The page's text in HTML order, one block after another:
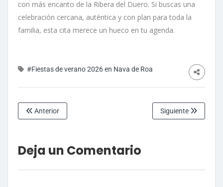
con más encanto de la Ribera del Duero. Si buscas una
celebración cercana, auténtica y con plan para toda la
familia, esta cita merece un hueco en tu agenda.
#Fiestas de verano 2026 en Nava de Roa
Anterior Siguiente
Deja un Comentario